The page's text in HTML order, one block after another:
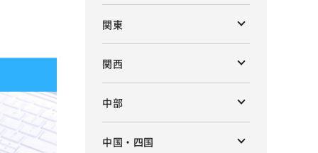
関東
関西
中部
中国・四国